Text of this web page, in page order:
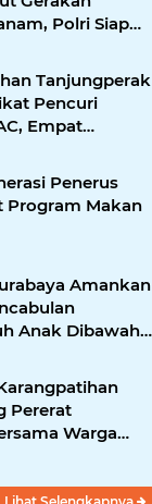
Polri Siap
Pangan
Tanjungperak
Pencuri
Empat
Penerus
Program Makan
Amankan
Anak Dibawah
Pererat
Warga
yang